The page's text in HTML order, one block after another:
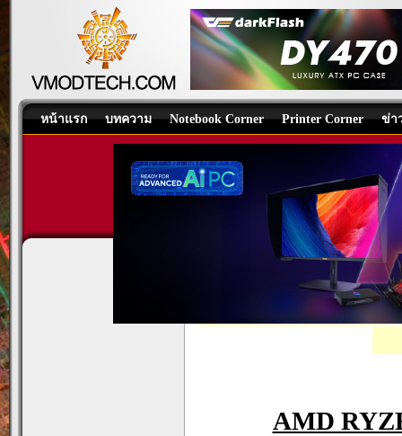
หน้าแรก บทความ Notebook Corner Printer Corner ข่า
AMD RYZEN 7 9800X3D
โดย:Nongkoo
AMD